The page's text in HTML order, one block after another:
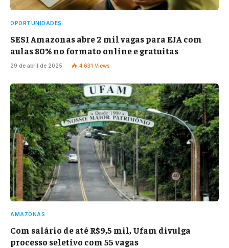
OPORTUNIDADES
SESI Amazonas abre 2 mil vagas para EJA com
aulas 80% no formato online e gratuitas
29 de abril de 2025 4.631 Views
AMAZONAS
Com salário de até R$9,5 mil, Ufam divulga
processo seletivo com 55 vagas